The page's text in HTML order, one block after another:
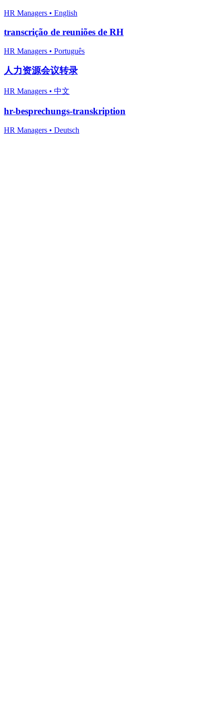
HR Managers • English
transcrição de reuniões de RH
HR Managers • Português
人力资源会议转录
HR Managers • 中文
hr-besprechungs-transkription
HR Managers • Deutsch